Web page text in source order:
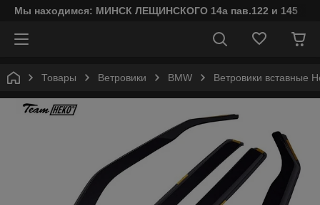
Мы находимся: МИНСК ЛЕЩИНСКОГО 14а пав.122 и 145
Товары Ветровики BMW Ветровики вставные